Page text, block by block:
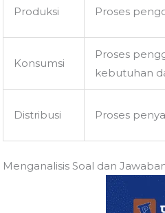
Produksi Proses
Konsumsi
Proses
kebutuhan
Distribusi Proses
Menganalisis Soal dan